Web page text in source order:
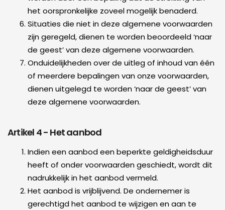
het oorspronkelijke zoveel mogelijk benaderd.
Situaties die niet in deze algemene voorwaarden
zijn geregeld, dienen te worden beoordeeld ‘naar
de geest’ van deze algemene voorwaarden.
Onduidelijkheden over de uitleg of inhoud van één
of meerdere bepalingen van onze voorwaarden,
dienen uitgelegd te worden ‘naar de geest’ van
deze algemene voorwaarden.
Artikel 4 - Het aanbod
Indien een aanbod een beperkte geldigheidsduur
heeft of onder voorwaarden geschiedt, wordt dit
nadrukkelijk in het aanbod vermeld.
Het aanbod is vrijblijvend. De ondernemer is
gerechtigd het aanbod te wijzigen en aan te